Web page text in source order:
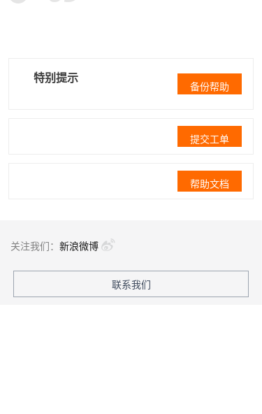
特别提示
备份帮助
提交工单
帮助文档